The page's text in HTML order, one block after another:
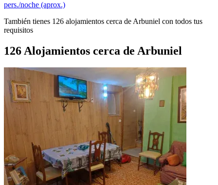
pers./noche (aprox.)
También tienes 126 alojamientos cerca de Arbuniel con todos tus
requisitos
126 Alojamientos cerca de Arbuniel